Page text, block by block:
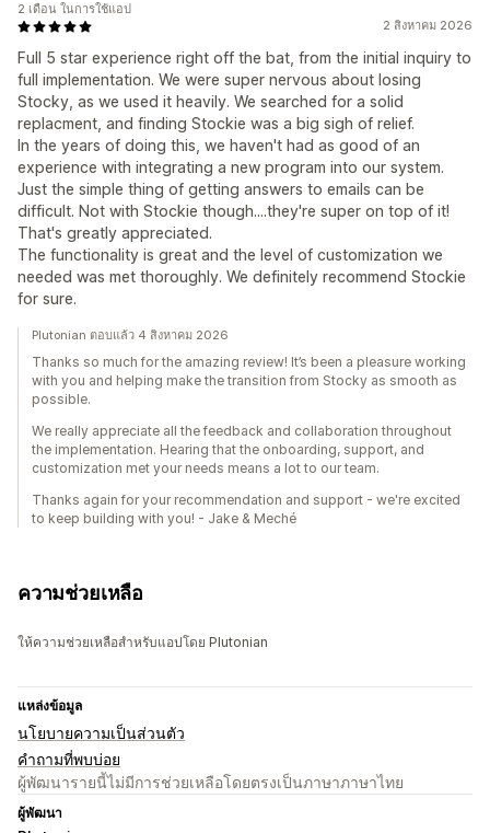
2 สิงหาคม 2026
Full 5 star experience right off the bat, from the initial inquiry to
full implementation. We were super nervous about losing
Stocky, as we used it heavily. We searched for a solid
replacment, and finding Stockie was a big sigh of relief.
In the years of doing this, we haven't had as good of an
experience with integrating a new program into our system.
Just the simple thing of getting answers to emails can be
difficult. Not with Stockie though....they're super on top of it!
That's greatly appreciated.
The functionality is great and the level of customization we
needed was met thoroughly. We definitely recommend Stockie
for sure.
2 เดือน ในการใช้แอป
Plutonian ตอบแล้ว 4 สิงหาคม 2026
Thanks so much for the amazing review! It’s been a pleasure working
with you and helping make the transition from Stocky as smooth as
possible.
We really appreciate all the feedback and collaboration throughout
the implementation. Hearing that the onboarding, support, and
customization met your needs means a lot to our team.
Thanks again for your recommendation and support - we're excited
to keep building with you! - Jake & Meché
ความช่วยเหลือ
ให้ความช่วยเหลือสำหรับแอปโดย Plutonian
แหล่งข้อมูล
นโยบายความเป็นส่วนตัว
คำถามที่พบบ่อย
ผู้พัฒนารายนี้ไม่มีการช่วยเหลือโดยตรงเป็นภาษาภาษาไทย
ผู้พัฒนา